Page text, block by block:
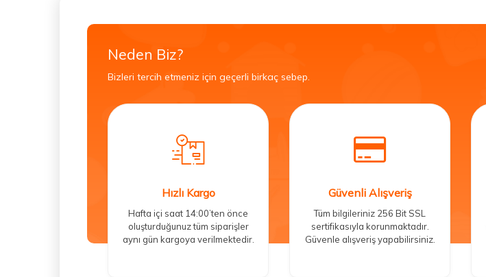
Neden Biz?
Bizleri tercih etmeniz için geçerli birkaç sebep.
Hızlı Kargo
Hafta içi saat 14:00’ten önce
oluşturduğunuz tüm siparişler
aynı gün kargoya verilmektedir.
Güvenli Alışveriş
Tüm bilgileriniz 256 Bit SSL
sertifikasıyla korunmaktadır.
Güvenle alışveriş yapabilirsiniz.